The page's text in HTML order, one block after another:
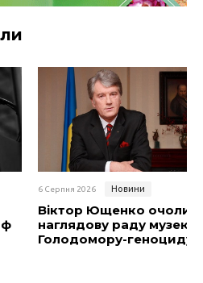
6 Серпня 2026 Новини
Віктор Ющенко очолив
наглядову раду музею
Голодомору-геноциду